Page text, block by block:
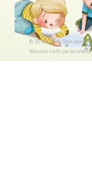
© 2010-2026 При
ditvora.com.ua